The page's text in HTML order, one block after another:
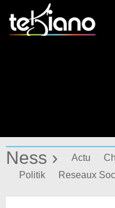
Ness › Actu
Politik
Reseaux